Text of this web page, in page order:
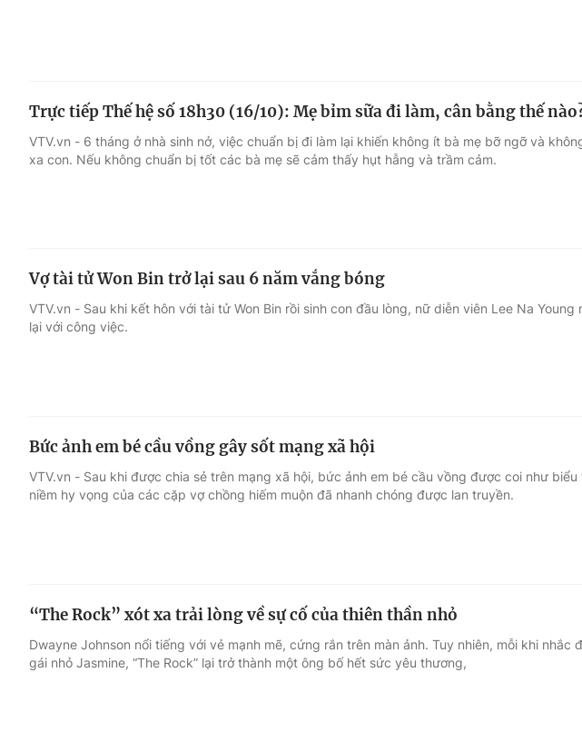
Trực tiếp Thế hệ số 18h30 (16/10): Mẹ bỉm sữa đi làm, cân bằng thế
VTV.vn - 6 tháng ở nhà sinh nở, việc chuẩn bị đi làm lại khiến không ít bà mẹ bỡ ngỡ và
xa con. Nếu không chuẩn bị tốt các bà mẹ sẽ cảm thấy hụt hẫng và trầm cảm.
Vợ tài tử Won Bin trở lại sau 6 năm vắng bóng
VTV.vn - Sau khi kết hôn với tài tử Won Bin rồi sinh con đầu lòng, nữ diễn viên Lee Na Young
lại với công việc.
Bức ảnh em bé cầu vồng gây sốt mạng xã hội
VTV.vn - Sau khi được chia sẻ trên mạng xã hội, bức ảnh em bé cầu vồng được coi như
niềm hy vọng của các cặp vợ chồng hiếm muộn đã nhanh chóng được lan truyền.
“The Rock” xót xa trải lòng về sự cố của thiên thần nhỏ
Dwayne Johnson nổi tiếng với vẻ mạnh mẽ, cứng rắn trên màn ảnh. Tuy nhiên, mỗi khi nhắc
gái nhỏ Jasmine, “The Rock” lại trở thành một ông bố hết sức yêu thương,